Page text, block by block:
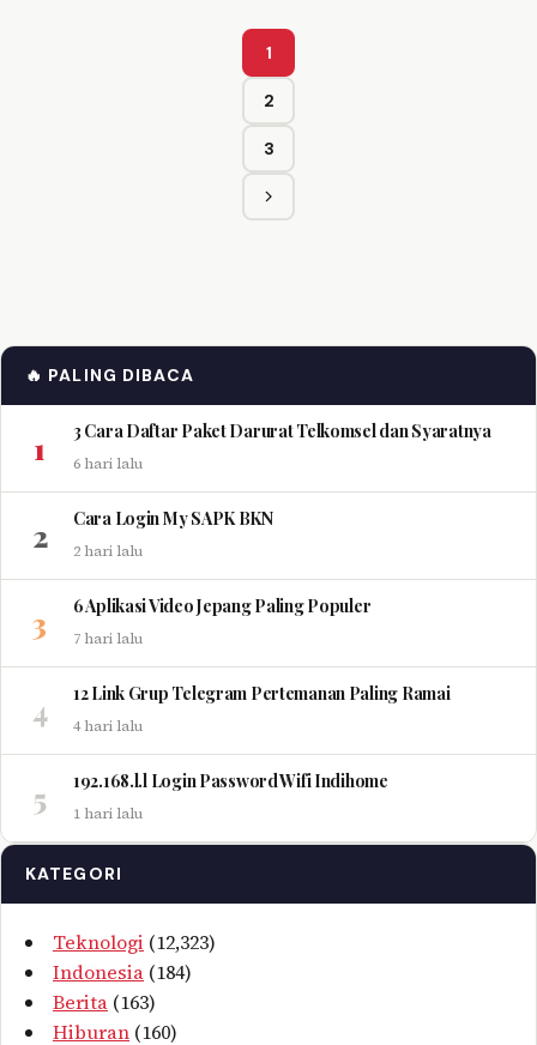
Halaman
1
Halaman
2
Halaman
3
Berikutnya
🔥 PALING DIBACA
1 3 Cara Daftar Paket Darurat Telkomsel dan Syaratnya
6 hari lalu
2 Cara Login My SAPK BKN
2 hari lalu
3 6 Aplikasi Video Jepang Paling Populer
7 hari lalu
4 12 Link Grup Telegram Pertemanan Paling Ramai
4 hari lalu
5 192.168.l.l Login Password Wifi Indihome
1 hari lalu
KATEGORI
Teknologi (12,323)
Indonesia (184)
Berita (163)
Hiburan (160)